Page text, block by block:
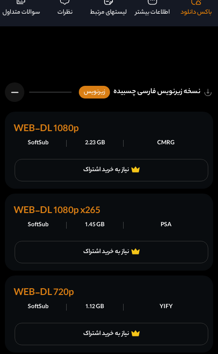
باکس دانلود اطلاعات بیشتر لیستهای مرتبط نظرات سوالات متداول
نسخه زیرنویس فارسی چسبیده زیرنویس
نیاز به خرید اشتراک
CMRG
2.23 GB
SoftSub
WEB-DL 1080p
نیاز به خرید اشتراک
PSA
1.45 GB
SoftSub
WEB-DL 1080p x265
نیاز به خرید اشتراک
YIFY
1.12 GB
SoftSub
WEB-DL 720p